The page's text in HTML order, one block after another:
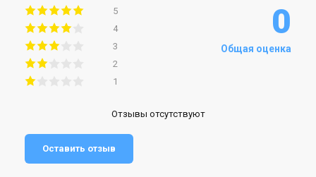
5
4
3
2
1
0
Общая оценка
Отзывы отсутствуют
Оставить отзыв